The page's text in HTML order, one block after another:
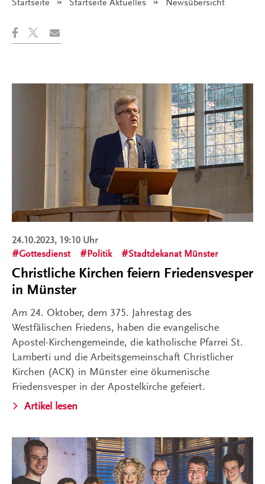
Startseite Startseite Aktuelles Angezeigt:
Newsübersicht
24.10.2023, 19:10 Uhr
Gottesdienst
Politik Stadtdekanat Münster
Christliche Kirchen feiern Friedensvesper
in Münster
Am 24. Oktober, dem 375. Jahrestag des
Westfälischen Friedens, haben die evangelische
Apostel-Kirchengemeinde, die katholische Pfarrei St.
Lamberti und die Arbeitsgemeinschaft Christlicher
Kirchen (ACK) in Münster eine ökumenische
Friedensvesper in der Apostelkirche gefeiert.
Artikel lesen